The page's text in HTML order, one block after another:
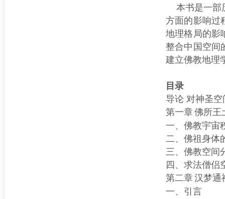
本书是一部
方面的影响过
地理格局的影
整合中国空间
建立佛教地理
目录
导论 对神圣空
第一章佛所王
一、佛教宇宙
二、佛祖身体
三、佛教空间
四、求法僧侣
第二章汉梦通
一、引言